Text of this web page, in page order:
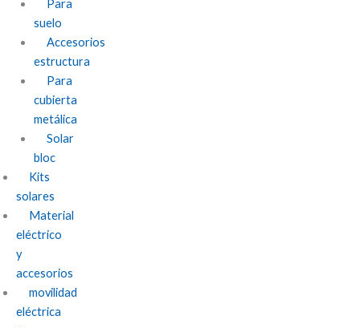
Para
suelo
Accesorios
estructura
Para
cubierta
metálica
Solar
bloc
Kits
solares
Material
eléctrico
y
accesorios
movilidad
eléctrica